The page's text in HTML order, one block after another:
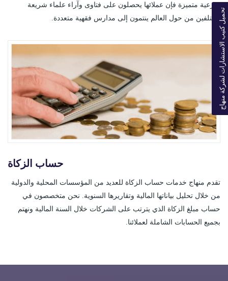
تحميل كتيب الاستشارات لشركة منهاج
شرعية متميزة فإن عملائها يحصلون على فتاوى وآراء علماء شريعة
مختلفين من حول العالم ينتمون إلى مدارس فقهية متعددة.
حساب الزكاة
تقدم منهاج خدمات حساب الزكاة للعديد من المؤسسات المحلية والدولية
من خلال تحليل بياناتها المالية وتقاريرها السنوية. نحن متخصصون في
حساب مبلغ الزكاة الذي يترتب على الشركات خلال السنة المالية ونهتم
بجميع الحسابات الشاملة لعملائنا.